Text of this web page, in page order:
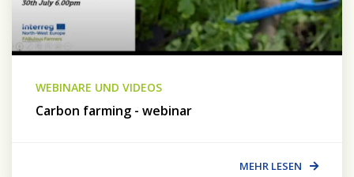
WEBINARE UND VIDEOS
Carbon farming - webinar
MEHR LESEN